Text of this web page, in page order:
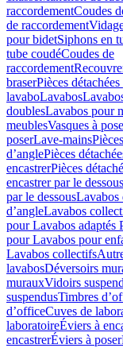
raccordementCoudes
de raccordement
pour bidetSiphons en
tube coudéCoudes de
raccordement
braserPièces
lavaboLavabos
doublesLavabos pour
meublesVasques à
poserLave-mains
d’anglePièces
encastrerPièces
encastrer par le dessous
par le dessousLavabos
d’angleLavabos
pour Lavabos adaptés
pour Lavabos pour
Lavabos collectifs
lavabosDéversoirs
murauxVidoirs
suspendusTimbres
dʼofficeCuves de
laboratoireÉviers à
encastrerÉviers à poser